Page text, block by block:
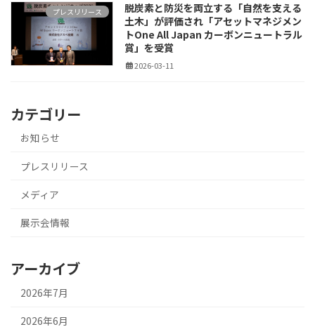
プレスリリース
脱炭素と防災を両立する「自然を支える
土木」が評価され「アセットマネジメン
トOne All Japan カーボンニュートラル
賞」を受賞
2026-03-11
カテゴリー
お知らせ
プレスリリース
メディア
展示会情報
アーカイブ
2026年7月
2026年6月